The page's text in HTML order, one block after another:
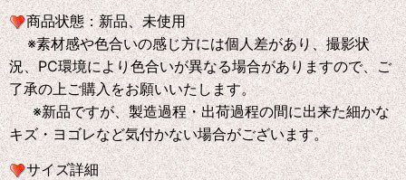
商品状態：新品、未使用
※素材感や色合いの感じ方には個人差があり、撮影状
況、PC環境により色合いが異なる場合がありますので、ご
了承の上ご購入をお願いいたします。
※新品ですが、製造過程・出荷過程の間に出来た細かな
キズ・ヨゴレなど気付かない場合がございます。
サイズ詳細